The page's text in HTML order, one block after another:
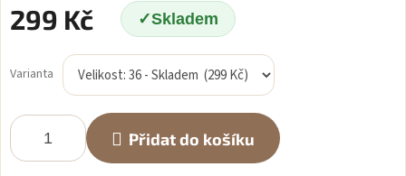
299 Kč Skladem
cena:
Varianta
Přidat do košíku